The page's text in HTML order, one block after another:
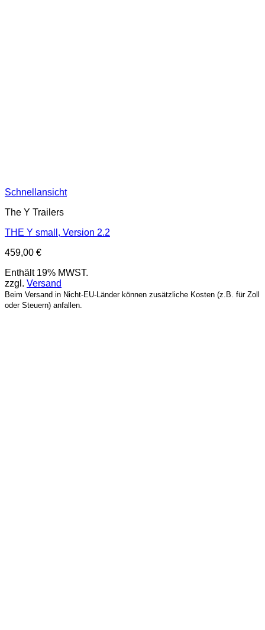
Schnellansicht
The Y Trailers
THE Y small, Version 2.2
459,00 €
Enthält 19% MWST.
zzgl. Versand
Beim Versand in Nicht-EU-Länder können zusätzliche Kosten (z.B. für Zoll
oder Steuern) anfallen.